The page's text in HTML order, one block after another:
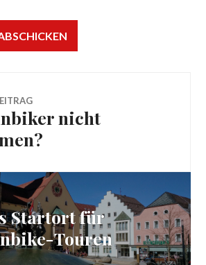
nicht
Startort für
Touren